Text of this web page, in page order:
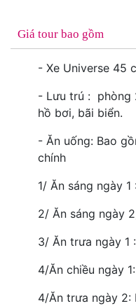
Giá tour bao gồm
- Xe Universe 45
- Lưu trú : phòng
hồ bơi, bãi biển.
- Ăn uống: Bao
chính
1/ Ăn sáng ngày
2/ Ăn sáng ngày
3/ Ăn trưa ngày 1
4/Ăn chiều ngày
4/Ăn trưa ngày 2: